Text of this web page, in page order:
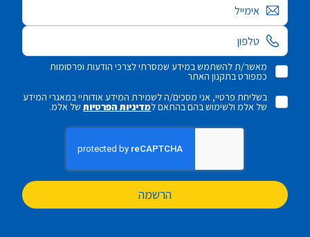
אימייל
מאשר/ת להשתמש במידע שמסרתי לצרכי הודעות ופרסומות
כמפורט בתקנון האתר
בשליחת פרטיי, אני מסכים/ה לשמירת המידע אודותיי במאגרי המידע
של אלמ ולשימוש בהם בהתאם למדיניות הפרטיותשל אלמ.
הרשמה